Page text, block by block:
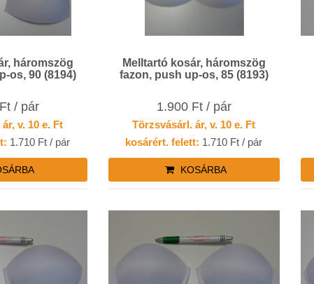
háromszög
os, 90 (8194)
/ pár
v. 10 e. Ft
1.710 Ft / pár
Melltartó kosár, háromszög
fazon, push up-os, 85 (8193)
1.900 Ft / pár
Törzsvásárl. ár, v. 10 e. Ft
kosárért. felett: 1.710 Ft / pár
KOSÁRBA